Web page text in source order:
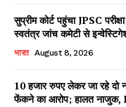
सुप्रीम कोर्ट पहुंचा JPSC
स्वतंत्र जांच कमेटी से
भारत August 8, 2026
10 हजार रुपए लेकर जा रहे दो
फेंकने का आरोप; हालत नाजुक,